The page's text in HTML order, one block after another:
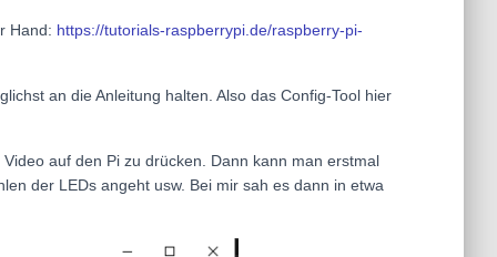
Hand: https://tutorials-raspberrypi.de/raspberry-pi-
an die Anleitung halten. Also das Config-Tool hier
auf den Pi zu drücken. Dann kann man erstmal
der LEDs angeht usw. Bei mir sah es dann in etwa